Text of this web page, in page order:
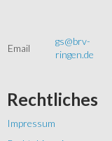
Email
gs@brv-
ringen.de
Rechtliches
Impressum